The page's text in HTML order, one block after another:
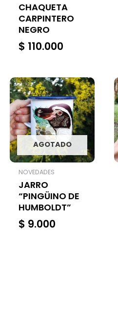
CHAQUETA
CARPINTERO
NEGRO
$ 110.000
AGOTADO
NOVEDADES
JARRO
“PINGÜINO DE
HUMBOLDT”
$ 9.000